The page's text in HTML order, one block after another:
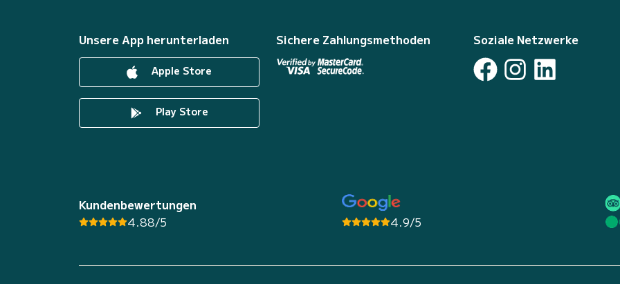
Unsere App herunterladen
Apple Store
Play Store
Sichere Zahlungsmethoden Soziale Netzwerke
Kundenbewertungen
4.88/5
4.9/5